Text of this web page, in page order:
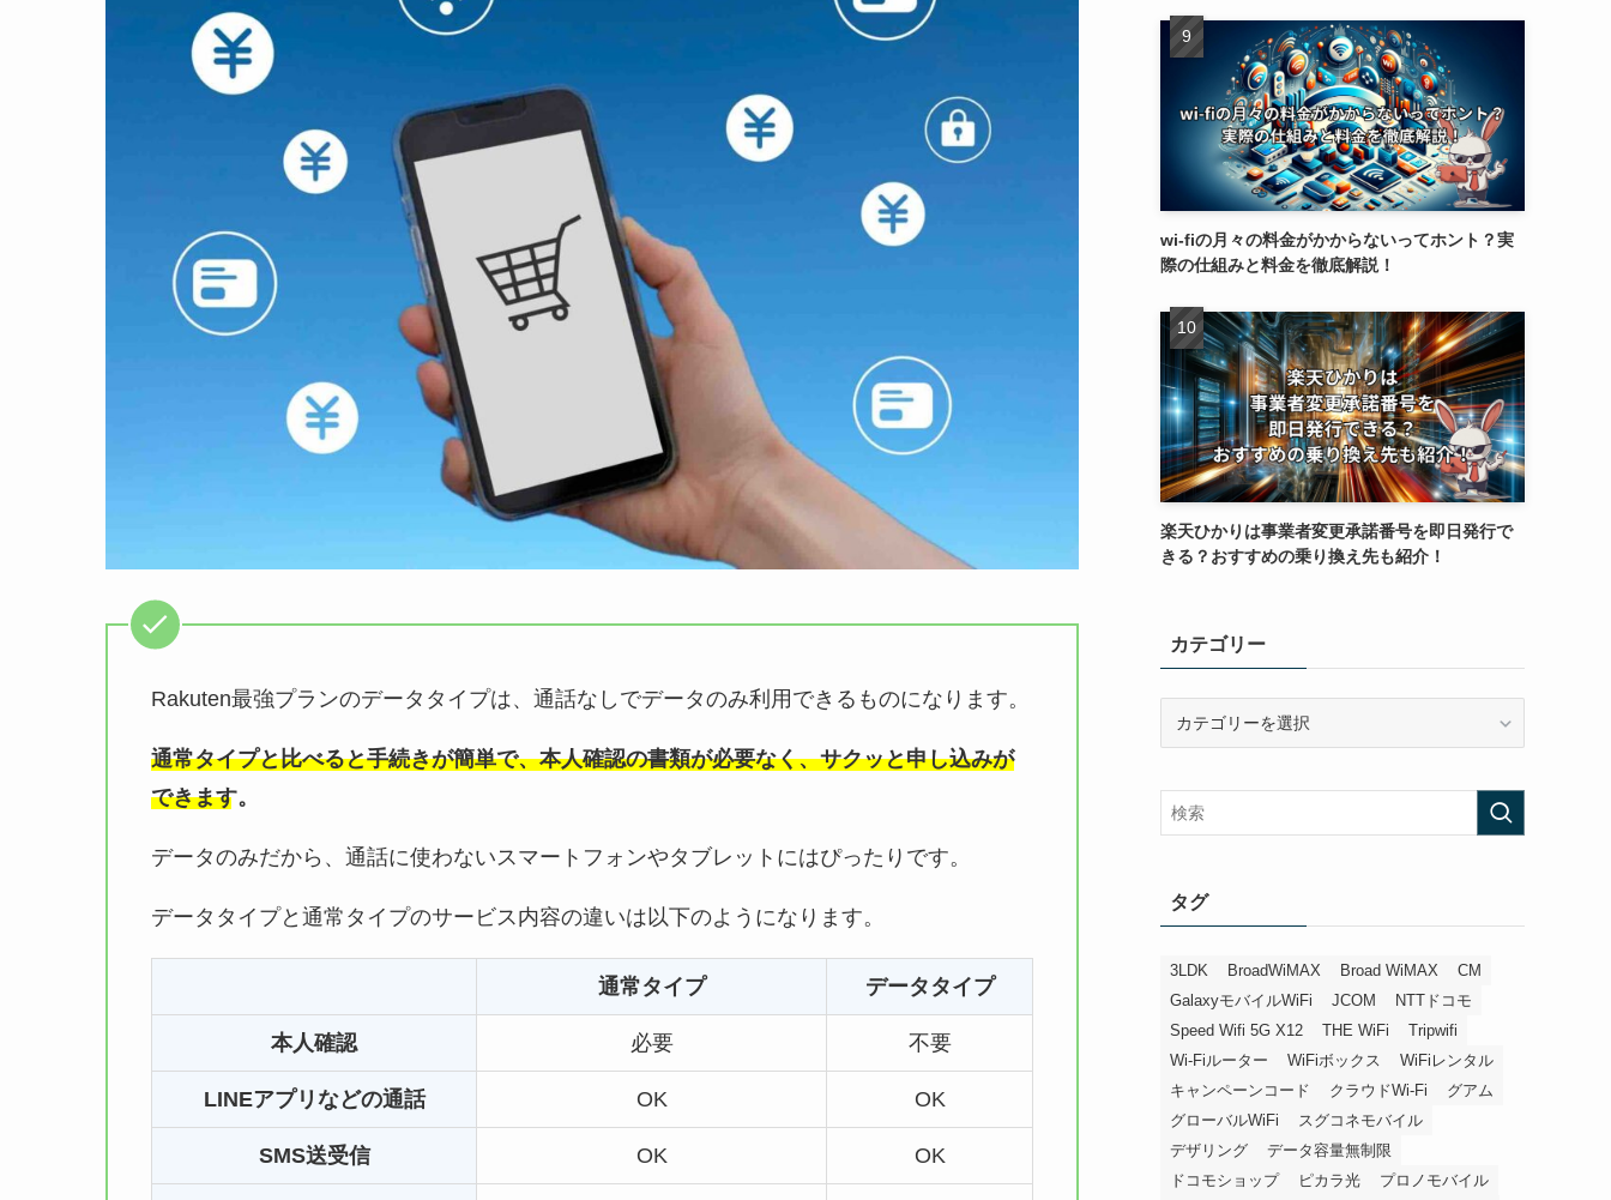
Rakuten最強プランのデータタイプは、通話なしでデータのみ利用できるものになります。
通常タイプと比べると手続きが簡単で、本人確認の書類が必要なく、サクッと申し込みが
できます。
データのみだから、通話に使わないスマートフォンやタブレットにはぴったりです。
データタイプと通常タイプのサービス内容の違いは以下のようになります。
通常タイプ データタイプ
本人確認 必要 不要
LINEアプリなどの通話 OK OK
SMS送受信 OK OK
wi-fiの月々の料金がかからないってホント？実
際の仕組みと料金を徹底解説！
楽天ひかりは事業者変更承諾番号を即日発行で
きる？おすすめの乗り換え先も紹介！
カテゴリー
リ
ー
タグ
3LDK BroadWiMAX Broad WiMAX
CM
GalaxyモバイルWiFi
JCOM
NTTドコモ
Speed Wifi 5G X12
THE WiFi
Tripwifi
Wi-Fiルーター
WiFiボックス
WiFiレンタル
キャンペーンコード
クラウドWi-Fi
グアム
グローバルWiFi
スグコネモバイル
デザリング
データ容量無制限
ドコモショップ
ピカラ光 プロノモバイル